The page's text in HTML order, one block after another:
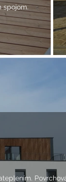
spojom.